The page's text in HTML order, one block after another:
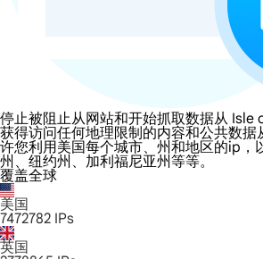
停止被阻止从网站和开始抓取数据从 Isle
获得访问任何地理限制的内容和公共数
许您利用美国每个城市、州和地区的ip，
州、纽约州、加利福尼亚州等等。
覆盖全球
美国
7472782 IPs
英国